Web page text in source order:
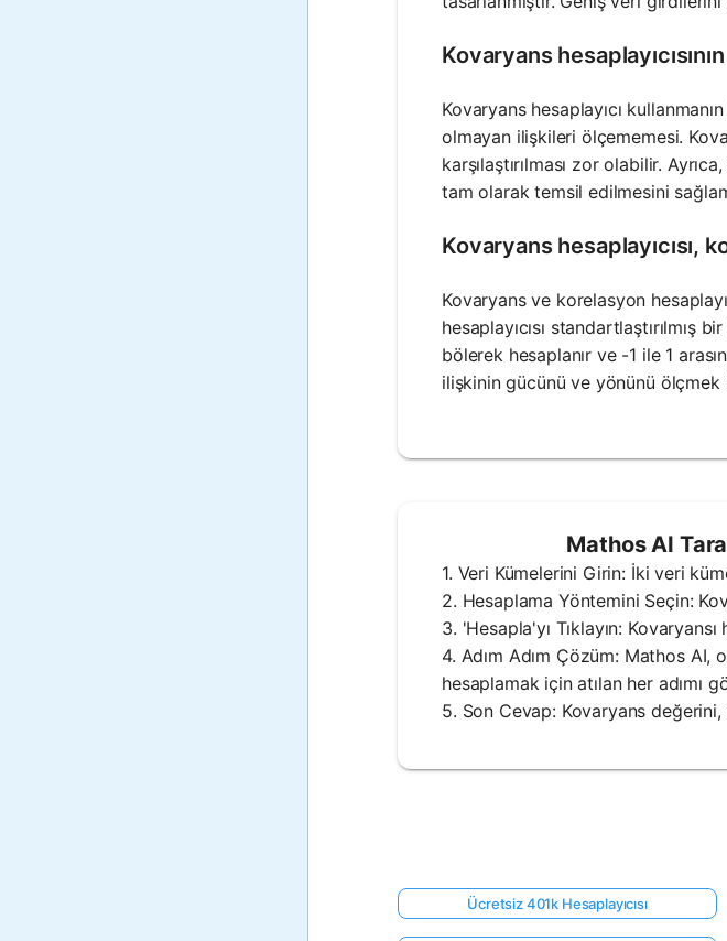
Kovaryans
Kovaryans hesaplayıcı
olmayan ilişkileri ölçememesi.
karşılaştırılması zor olabilir.
tam olarak temsil edilmesini
Kovaryans hesaplayıcısı,
Kovaryans ve korelasyon
hesaplayıcısı standartlaştırılmış
bölerek hesaplanır ve -1 ile 1
ilişkinin gücünü ve yönünü
Mathos AI
1. Veri Kümelerini Girin: İki veri
2. Hesaplama Yöntemini Seçin:
3. 'Hesapla'yı Tıklayın:
4. Adım Adım Çözüm: Mathos
hesaplamak için atılan her adımı
5. Son Cevap: Kovaryans
Ücretsiz 401k Hesaplayıcısı